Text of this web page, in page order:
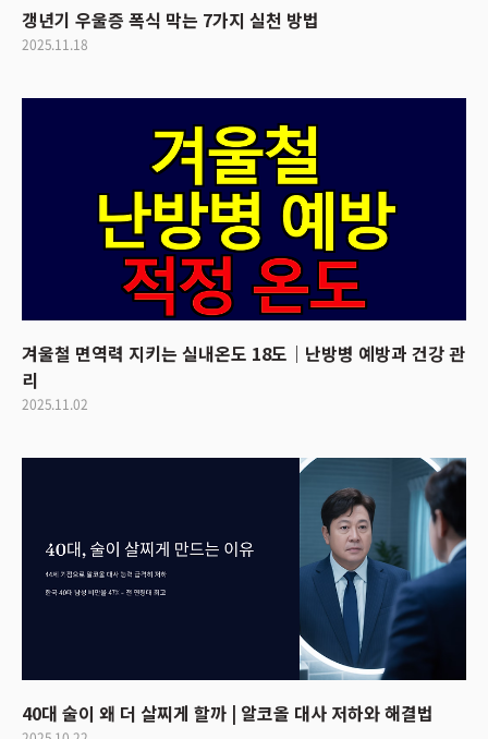
갱년기 우울증 폭식 막는 7가지 실천 방법
2025.11.18
겨울철 면역력 지키는 실내온도 18도｜난방병 예방과 건강 관
리
2025.11.02
40대 술이 왜 더 살찌게 할까 | 알코올 대사 저하와 해결법